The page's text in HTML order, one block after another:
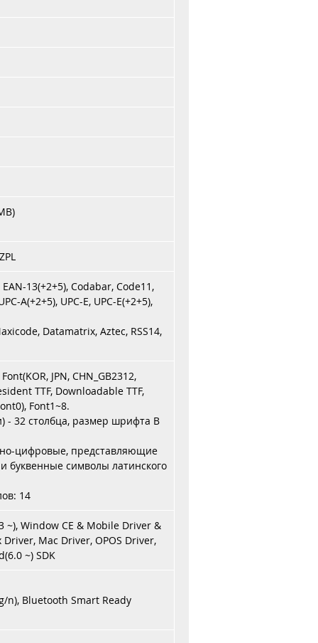
13(+2+5), Codabar, Code11,
A(+2+5), UPC-E, UPC-E(+2+5),
Datamatrix, Aztec, RSS14,
JPN, CHN_GB2312,
TTF, Downloadable TTF,
Font1~8.
- 32 столбца, размер шрифта B
цифровые, представляющие
буквенные символы латинского
14
~), Window CE & Mobile Driver &
Driver, Mac Driver, OPOS Driver,
~) SDK
n), Bluetooth Smart Ready